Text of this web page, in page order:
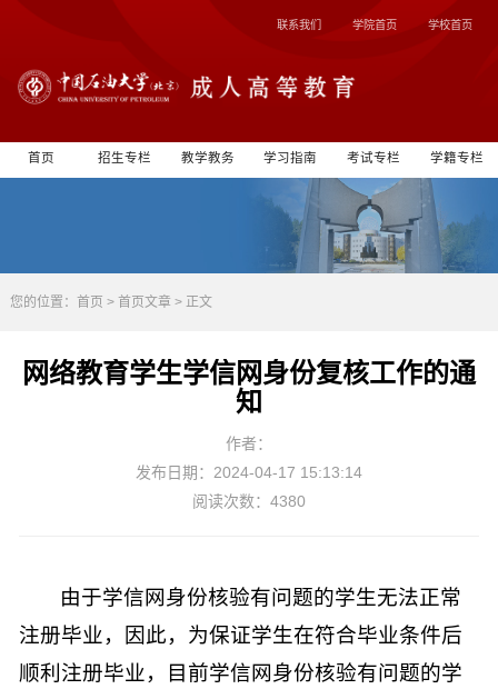
联系我们 学院首页 学校首页
首页 招生专栏 教学教务 学习指南 考试专栏 学籍专栏
您的位置： 首页 > 首页文章 > 正文
网络教育学生学信网身份复核工作的通
知
作者：
发布日期：2024-04-17 15:13:14
阅读次数：4380
由于学信网身份核验有问题的学生无法正常
注册毕业，因此，为保证学生在符合毕业条件后
顺利注册毕业，目前学信网身份核验有问题的学